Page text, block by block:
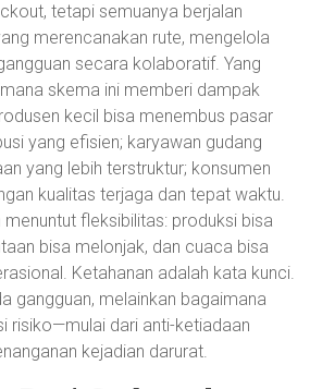
tetapi semuanya berjalan
merencanakan rute, mengelola
secara kolaboratif. Yang
skema ini memberi dampak
kecil bisa menembus pasar
yang efisien; karyawan gudang
yang lebih terstruktur; konsumen
kualitas terjaga dan tepat waktu.
fleksibilitas: produksi bisa
bisa melonjak, dan cuaca bisa
Ketahanan adalah kata kunci.
gangguan, melainkan bagaimana
risiko—mulai dari anti-ketiadaan
kejadian darurat.